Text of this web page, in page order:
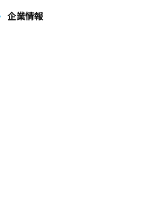
企業情報